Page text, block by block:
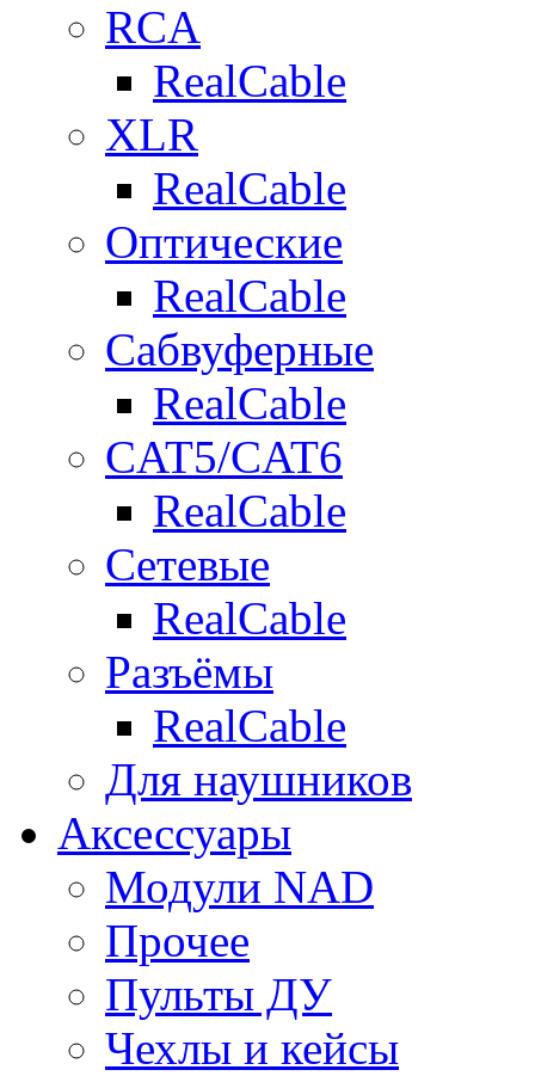
RCA
RealCable
XLR
RealCable
Оптические
RealCable
Сабвуферные
RealCable
CAT5/CAT6
RealCable
Сетевые
RealCable
Разъёмы
RealCable
Для наушников
Аксессуары
Модули NAD
Прочее
Пульты ДУ
Чехлы и кейсы